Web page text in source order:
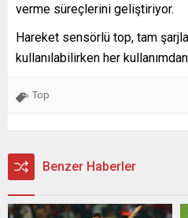
verme süreçlerini geliştiriyor.
Hareket sensörlü top, tam
kullanılabilirken her
Top
Benzer Haberler